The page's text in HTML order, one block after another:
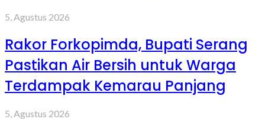
5, Agustus 2026
Rakor Forkopimda, Bupati Serang
Pastikan Air Bersih untuk Warga
Terdampak Kemarau Panjang
5, Agustus 2026